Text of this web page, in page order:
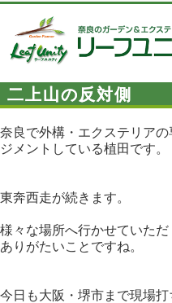
二上山の反対側
奈良で外構・エクステリア
ジメントしている植田です。
東奔西走が続きます。
様々な場所へ行かせていた
ありがたいことですね。
今日も大阪・堺市まで現場打